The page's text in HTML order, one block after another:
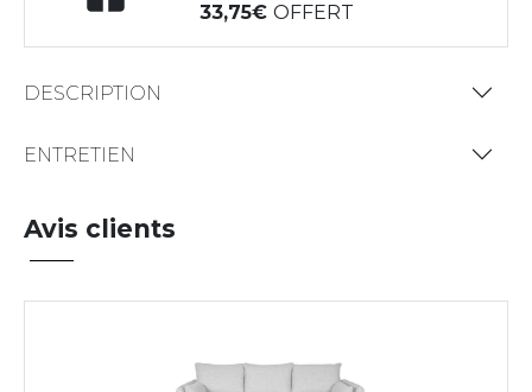
33,75OFFERT
DESCRIPTION
ENTRETIEN
Avis clients